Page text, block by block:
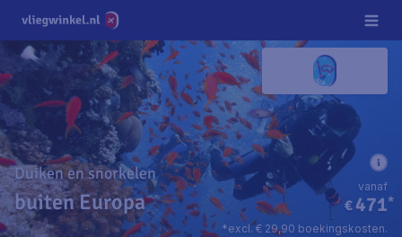
Duiken en snorkelen
buiten Europa €471*
vanaf
*excl. € 29,90 boekingskosten.